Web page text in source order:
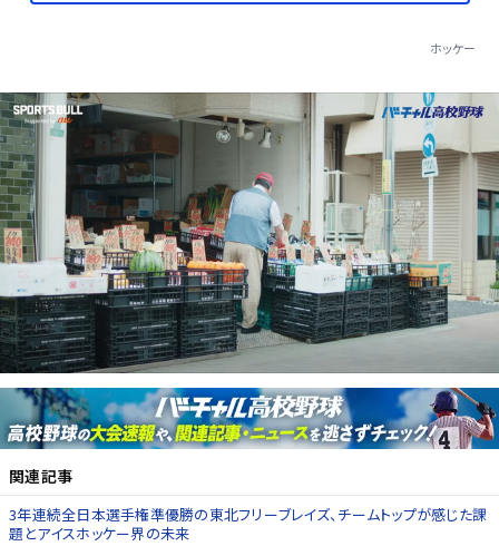
ホッケー
関連記事
3年連続全日本選手権準優勝の東北フリーブレイズ、チームトップが感じた課
題とアイスホッケー界の未来